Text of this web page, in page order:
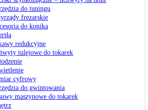
do tuningu
frezarskie
do konika
redukcyjne
tulejowe do tokarek
cyfrowy
do gwintowania
maszynowe do tokarek